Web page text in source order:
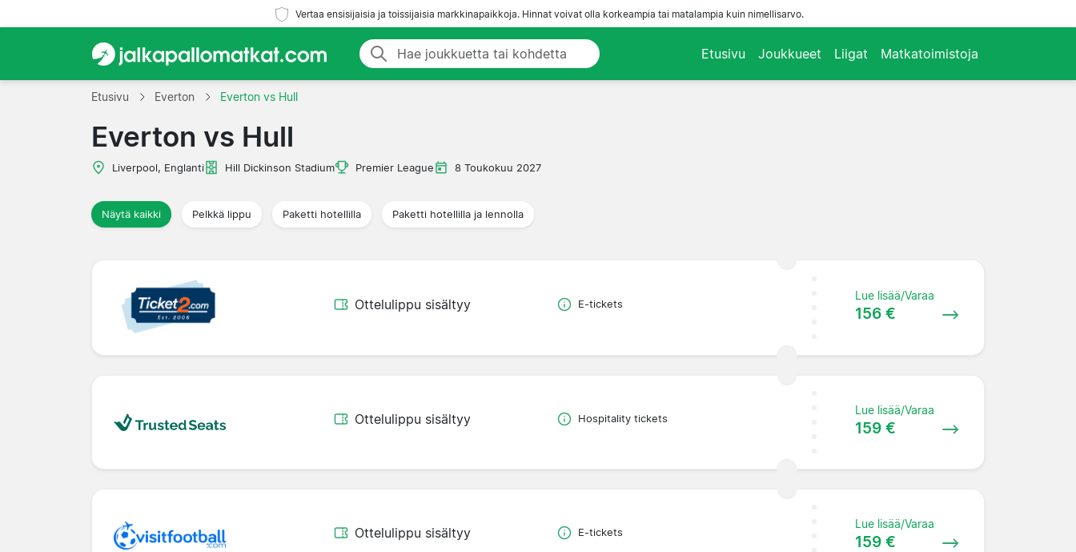
Vertaa ensisijaisia ja toissijaisia markkinapaikkoja. Hinnat voivat olla korkeampia tai matalampia kuin nimellisarvo.
Etusivu Joukkueet Liigat Matkatoimistoja
Etusivu Everton Everton vs Hull
Everton vs Hull
Liverpool, Englanti Hill Dickinson Stadium Premier League 8 Toukokuu 2027
Näytä kaikki Pelkkä lippu Paketti hotellilla Paketti hotellilla ja lennolla
Ottelulippu sisältyy E-tickets
Lue lisää/Varaa
156 €
Ottelulippu sisältyy Hospitality tickets
Lue lisää/Varaa
159 €
Ottelulippu sisältyy E-tickets
Lue lisää/Varaa
159 €